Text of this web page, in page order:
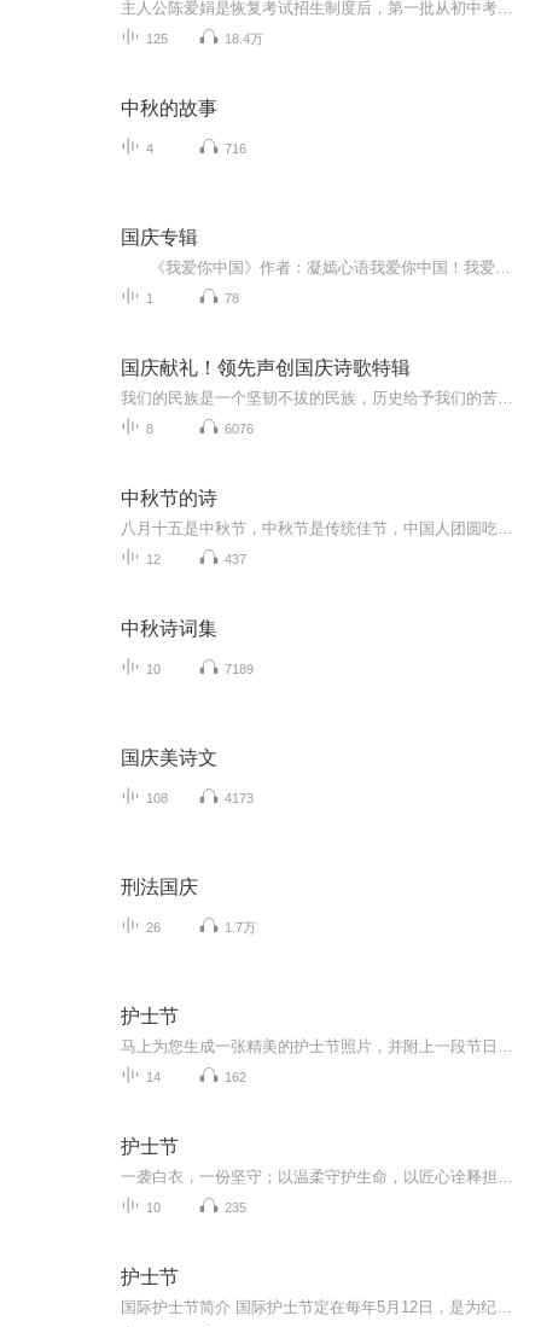
125 18.4万
中秋的故事
4 716
国庆专辑
1 78
国庆献礼！领先声创国庆诗歌特辑
8 6076
中秋节的诗
12 437
中秋诗词集
10 7189
国庆美诗文
108 4173
刑法国庆
26 1.7万
护士节
14 162
护士节
10 235
护士节